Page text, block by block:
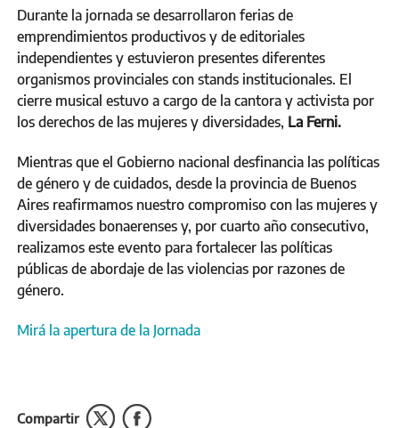
Durante la jornada se desarrollaron ferias de
emprendimientos productivos y de editoriales
independientes y estuvieron presentes diferentes
organismos provinciales con stands institucionales. El
cierre musical estuvo a cargo de la cantora y activista por
los derechos de las mujeres y diversidades, La Ferni.
Mientras que el Gobierno nacional desfinancia las políticas
de género y de cuidados, desde la provincia de Buenos
Aires reafirmamos nuestro compromiso con las mujeres y
diversidades bonaerenses y, por cuarto año consecutivo,
realizamos este evento para fortalecer las políticas
públicas de abordaje de las violencias por razones de
género.
Mirá la apertura de la Jornada
Compartir